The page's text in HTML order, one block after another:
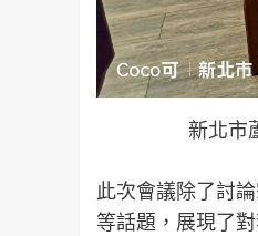
新北市
此次會議除了討
等話題，展現了